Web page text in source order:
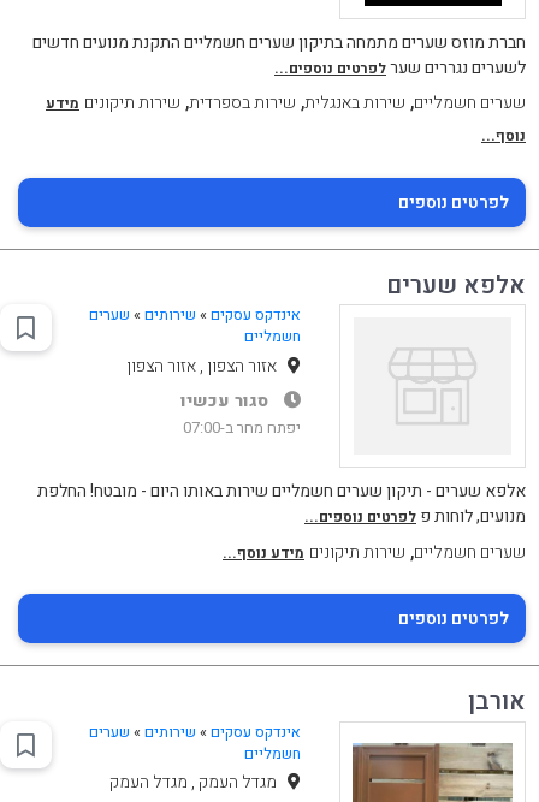
חברת מוזס שערים מתמחה בתיקון שערים חשמליים התקנת מנועים חדשים
לשערים נגררים שערלפרטים נוספים...
שערים חשמליים, שירות באנגלית, שירות בספרדית, שירות תיקונים מידע
נוסף...
לפרטים נוספים
אלפא שערים
אינדקס עסקים » שירותים» שערים
חשמליים
אזור הצפון , אזור הצפון
סגור עכשיו
יפתח מחר ב-07:00
אלפא שערים - תיקון שערים חשמליים שירות באותו היום - מובטח! החלפת
מנועים, לוחות פ לפרטים נוספים...
שערים חשמליים, שירות תיקונים מידע נוסף...
לפרטים נוספים
אורבן
אינדקס עסקים » שירותים» שערים
חשמליים
מגדל העמק , מגדל העמק